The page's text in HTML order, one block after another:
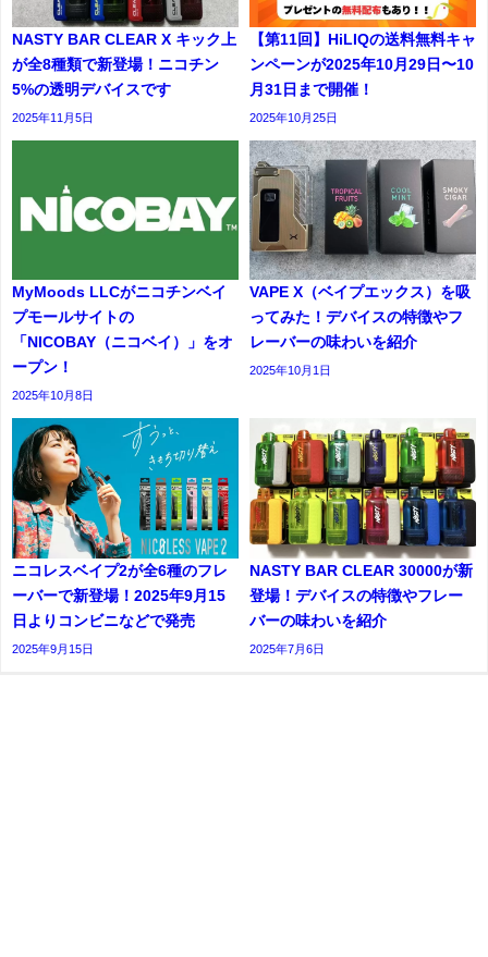
NASTY BAR CLEAR X キック上
が全8種類で新登場！ニコチン
5%の透明デバイスです
2025年11月5日
【第11回】HiLIQの送料無料キャ
ンペーンが2025年10月29日〜10
月31日まで開催！
2025年10月25日
MyMoods LLCがニコチンベイ
プモールサイトの
「NICOBAY（ニコベイ）」をオ
ープン！
2025年10月8日
VAPE X（ベイプエックス）を吸
ってみた！デバイスの特徴やフ
レーバーの味わいを紹介
2025年10月1日
ニコレスベイプ2が全6種のフレ
ーバーで新登場！2025年9月15
日よりコンビニなどで発売
2025年9月15日
NASTY BAR CLEAR 30000が新
登場！デバイスの特徴やフレー
バーの味わいを紹介
2025年7月6日